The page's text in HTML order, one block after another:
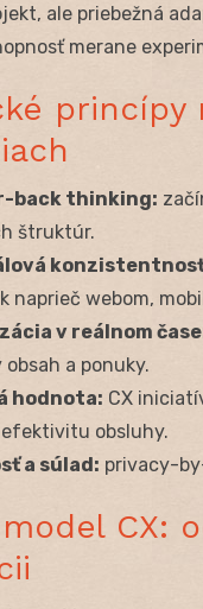
ale priebežná
merane
princípy
back thinking:
štruktúr.
naprieč webom,
v reálnom
a ponuky.
hodnota: CX
obsluhy.
a súlad: privacy-
CX: